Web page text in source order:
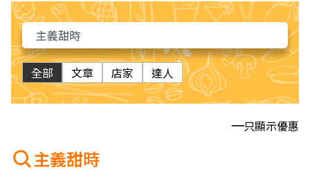
全部 文章 店家 達人
只顯示優惠
主義甜時